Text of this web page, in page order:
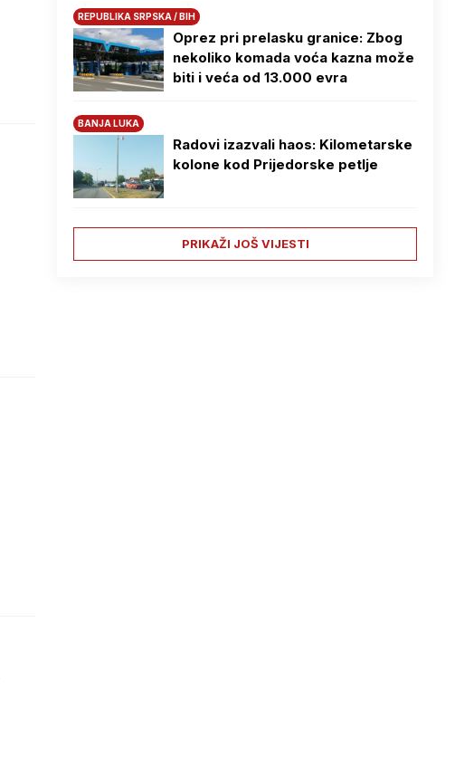
REPUBLIKA SRPSKA / BIH
Oprez pri prelasku granice: Zbog
nekoliko komada voća kazna može
biti i veća od 13.000 evra
BANJA LUKA
Radovi izazvali haos: Kilometarske
kolone kod Prijedorske petlje
PRIKAŽI JOŠ VIJESTI